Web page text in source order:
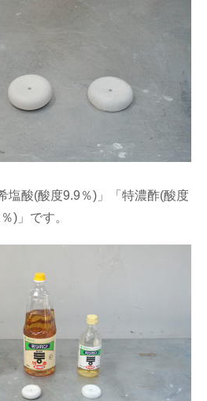
塩酸(酸度9.9％)」「特濃酢(酸度
)」です。